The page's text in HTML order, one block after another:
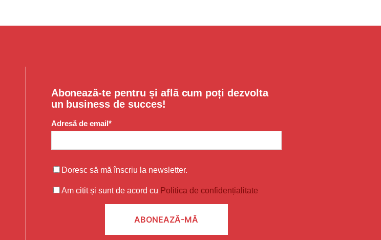
Abonează-te pentru și află cum poți dezvolta
un business de succes!
Adresă de email*
Doresc să mă înscriu la newsletter.
Am citit și sunt de acord cu Politica de confidențialitate